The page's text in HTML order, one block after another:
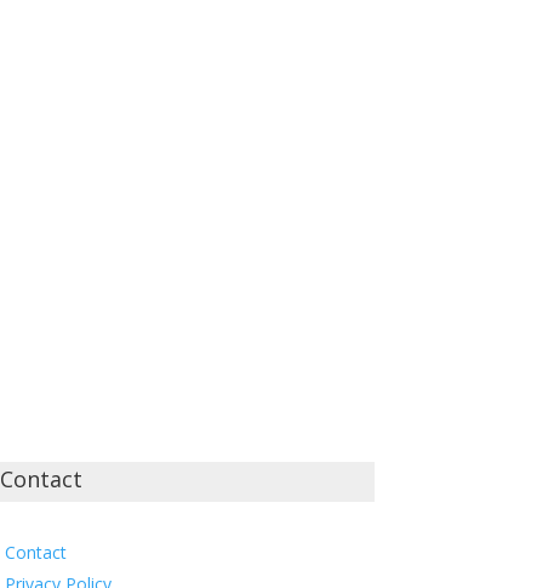
Contact
Contact